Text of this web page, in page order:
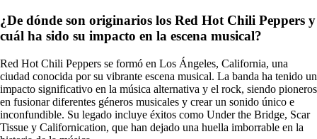
¿De dónde son originarios los Red Hot Chili Peppers y
cuál ha sido su impacto en la escena musical?
Red Hot Chili Peppers se formó en Los Ángeles, California, una
ciudad conocida por su vibrante escena musical. La banda ha tenido un
impacto significativo en la música alternativa y el rock, siendo pioneros
en fusionar diferentes géneros musicales y crear un sonido único e
inconfundible. Su legado incluye éxitos como Under the Bridge, Scar
Tissue y Californication, que han dejado una huella imborrable en la